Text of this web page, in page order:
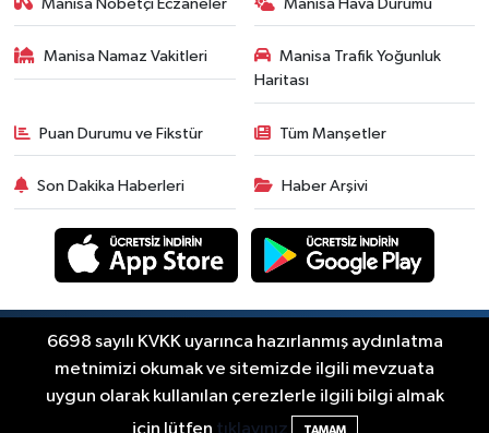
Çocuk Stilini Tamamlayan
Koleksiyonlar
Mahallesi'nde yine 6 saatlik elektrik
kesintisi
18:50Akhisar'da Cumhuriyet
Komagene hizmete açıldı
Duyurular
15:24Akhisar'da binlerce aboneyi
ilgilendiriyor! Cuma günü elektrik
kesintisi uygulanacak
Akhisar Spor
15:07 Alhatoğlu'ndan
Manisa Nöbetçi Eczaneler Manisa Hava Durumu
Manisa Namaz Vakitleri
Manisa Trafik Yoğunluk
Haritası
Puan Durumu ve Fikstür Tüm Manşetler
Son Dakika Haberleri Haber Arşivi
RSS
Copyright © Akhisar Press Haber 2012-2026 Her
hakkı saklıdır.
Haber Yazılımı:TE Bilişim
6698 sayılı KVKK uyarınca hazırlanmış aydınlatma
metnimizi okumak ve sitemizde ilgili mevzuata
uygun olarak kullanılan çerezlerle ilgili bilgi almak
için lütfen tıklayınız TAMAM